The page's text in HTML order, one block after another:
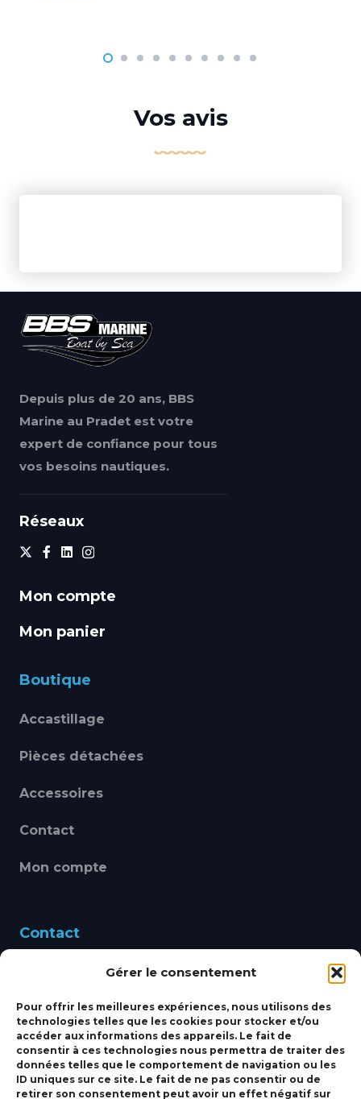
Gérer le consentement
Pour offrir les meilleures expériences, nous utilisons des
technologies telles que les cookies pour stocker et/ou
accéder aux informations des appareils. Le fait de
consentir à ces technologies nous permettra de traiter des
données telles que le comportement de navigation ou les
ID uniques sur ce site. Le fait de ne pas consentir ou de
retirer son consentement peut avoir un effet négatif sur
Vos avis
Depuis plus de 20 ans, BBS
Marine au Pradet est votre
expert de confiance pour tous
vos besoins nautiques.
Réseaux
Mon compte
Mon panier
Boutique
Accastillage
Pièces détachées
Accessoires
Contact
Mon compte
Contact
460 Avenue Alain Le
bbsmarine@bbs-
marine.fr
Fixe:04 27 50 24 50